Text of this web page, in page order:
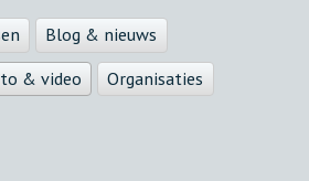
Blog & nieuws
& video
Organisaties